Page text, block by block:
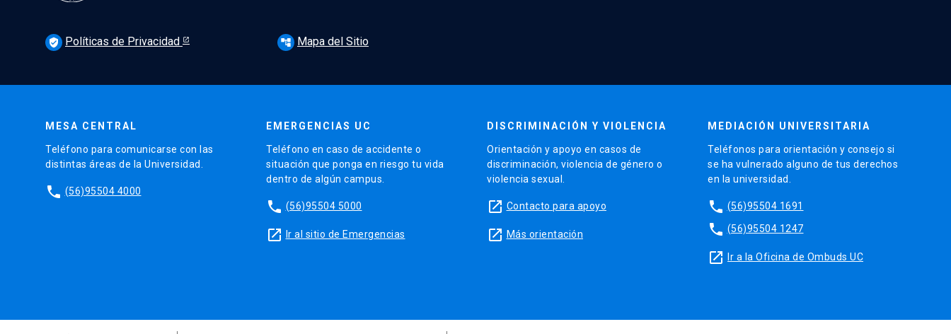
verified_user Políticas de Privacidad account_tree Mapa del Sitio
MESA CENTRAL
Teléfono para comunicarse con las
distintas áreas de la Universidad.
phone (56)95504 4000
EMERGENCIAS UC
Teléfono en caso de accidente o
situación que ponga en riesgo tu vida
dentro de algún campus.
phone (56)95504 5000
launch Ir al sitio de Emergencias
DISCRIMINACIÓN Y VIOLENCIA
Orientación y apoyo en casos de
discriminación, violencia de género o
violencia sexual.
launch Contacto para apoyo
launch Más orientación
MEDIACIÓN UNIVERSITARIA
Teléfonos para orientación y consejo si
se ha vulnerado alguno de tus derechos
en la universidad.
phone (56)95504 1691
phone (56)95504 1247
launch Ir a la Oficina de Ombuds UC